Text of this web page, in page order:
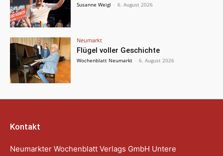
Susanne Weigl - 6. August 2026
Neumarkt
Flügel voller Geschichte
Wochenblatt Neumarkt - 6. August 2026
Kontakt
Neumarkter Wochenblatt Verlags GmbH Untere